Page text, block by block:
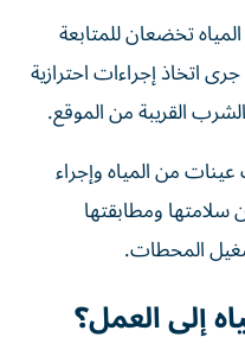
تخضعان للمتابعة
اتخاذ إجراءات احترازية
القريبة من الموقع.
من المياه وإجراء
سلامتها ومطابقتها
المحطات.
إلى العمل؟